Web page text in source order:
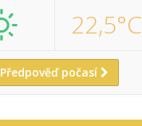
22,5°C
Předpověď počasí